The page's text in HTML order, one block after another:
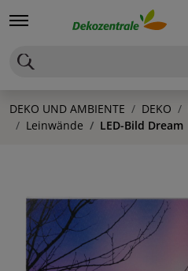
DEKO UND AMBIENTE DEKO
Leinwände
LED-Bild Dream